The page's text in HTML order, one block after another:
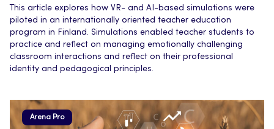
This article explores how VR- and AI-based simulations were
piloted in an internationally oriented teacher education
program in Finland. Simulations enabled teacher students to
practice and reflect on managing emotionally challenging
classroom interactions and reflect on their professional
identity and pedagogical principles.
Arena Pro